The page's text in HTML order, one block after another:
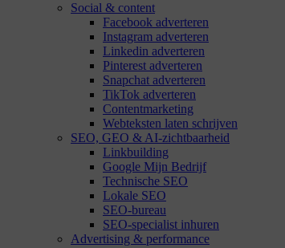
Social & content
Facebook adverteren
Instagram adverteren
Linkedin adverteren
Pinterest adverteren
Snapchat adverteren
TikTok adverteren
Contentmarketing
Webteksten laten schrijven
SEO, GEO & AI-zichtbaarheid
Linkbuilding
Google Mijn Bedrijf
Technische SEO
Lokale SEO
SEO-bureau
SEO-specialist inhuren
Advertising & performance